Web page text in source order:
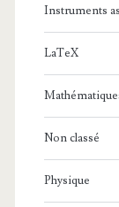
Instruments
LaTeX
Non classé
Physique